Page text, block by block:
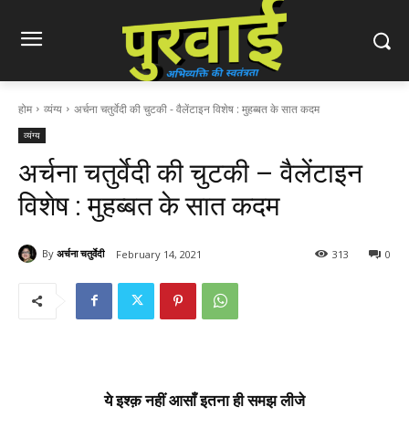
होम व्यंग्य अर्चना चतुर्वेदी की चुटकी - वैलेंटाइन विशेष : मुहब्बत के सात कदम
व्यंग्य
अर्चना चतुर्वेदी की चुटकी – वैलेंटाइन
विशेष : मुहब्बत के सात कदम
By अर्चना चतुर्वेदी February 14, 2021 0
313
ये इश्क़ नहीं आसाँ इतना ही समझ लीजे